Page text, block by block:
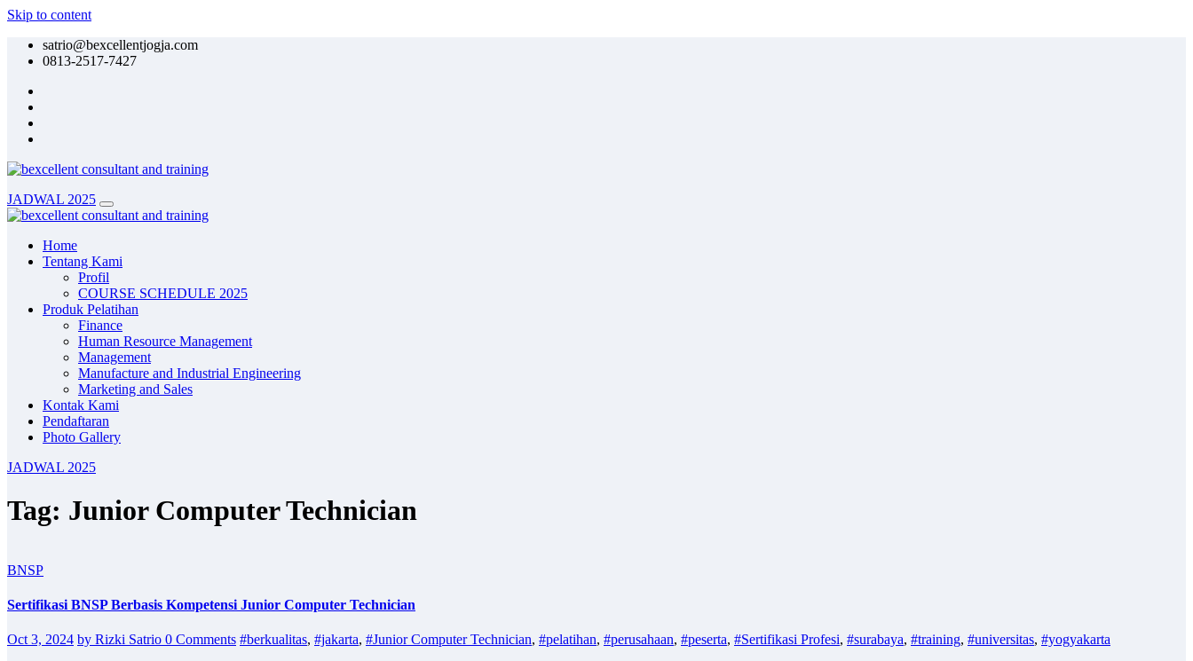
Skip to content
satrio@bexcellentjogja.com
0813-2517-7427
JADWAL 2025
Home
Tentang Kami
Profil
COURSE SCHEDULE 2025
Produk Pelatihan
Finance
Human Resource Management
Management
Manufacture and Industrial Engineering
Marketing and Sales
Kontak Kami
Pendaftaran
Photo Gallery
JADWAL 2025
Tag: Junior Computer Technician
BNSP
Sertifikasi BNSP Berbasis Kompetensi Junior Computer Technician
Oct 3, 2024 by Rizki Satrio 0 Comments #berkualitas, #jakarta, #Junior Computer Technician, #pelatihan, #perusahaan, #peserta, #Sertifikasi Profesi, #surabaya, #training, #universitas, #yogyakarta